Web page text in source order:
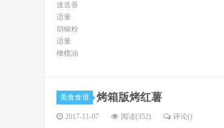
迷迭香
适量
胡椒粉
适量
橄榄油
美食食谱 烤箱版烤红薯
2017-11-07 阅读(352) 评论()